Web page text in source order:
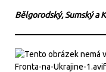
Bělgorodský, Sumský a